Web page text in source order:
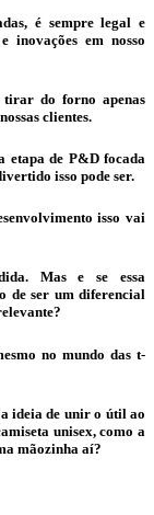
é sempre legal e
inovações em nosso
tirar do forno apenas
clientes.
etapa de P&D focada
isso pode ser.
isso vai
Mas e se essa
de ser um diferencial
no mundo das t-
ideia de unir o útil ao
unisex, como a
mãozinha aí?